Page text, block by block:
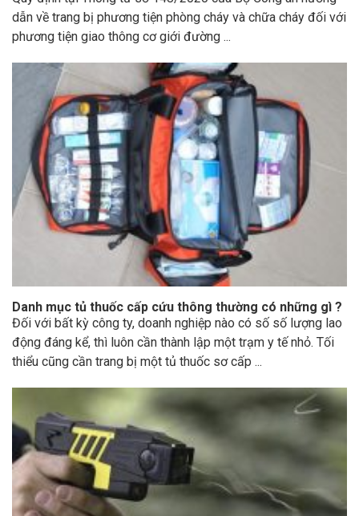
dẫn về trang bị phương tiện phòng cháy và chữa cháy đối với
phương tiện giao thông cơ giới đường ...
Danh mục tủ thuốc cấp cứu thông thường có những gì ?
Đối với bất kỳ công ty, doanh nghiệp nào có số số lượng lao
động đáng kể, thì luôn cần thành lập một trạm y tế nhỏ. Tối
thiểu cũng cần trang bị một tủ thuốc sơ cấp ...